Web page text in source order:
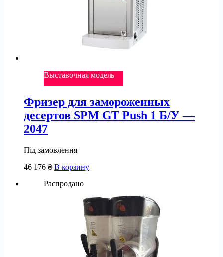
Выставочная модель
Фризер для замороженных
десертов SPM GT Push 1 Б/У —
2047
Під замовлення
46 176 ₴ В корзину
Распродано